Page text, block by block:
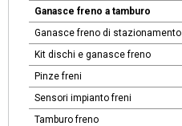
Ganasce freno a tamburo
Ganasce freno di stazionamento
Kit dischi e ganasce freno
Pinze freni
Sensori impianto freni
Tamburo freno